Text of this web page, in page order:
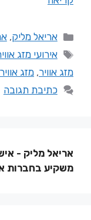
אריאל מליק,
אירועי מזג
מזג אוויר, מזג
כתיבת תגובה
אריאל מליק -
משקיע בחברות